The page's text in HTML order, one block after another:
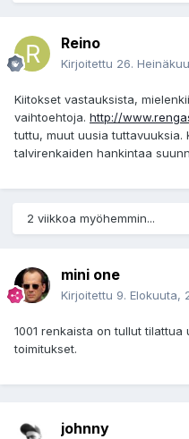
Reino
Kirjoitettu 26.
Kiitokset vastauksista,
vaihtoehtoja. http://
tuttu, muut uusia tuttavuuksia.
talvirenkaiden hankintaa
2 viikkoa myöhemmin...
mini one
Kirjoitettu 9. Elokuuta,
1001 renkaista on tullut
toimitukset.
johnny